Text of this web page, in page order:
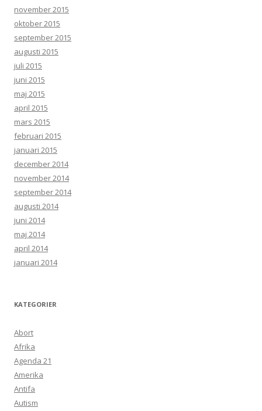
november 2015
oktober 2015
september 2015
augusti 2015
juli 2015
juni 2015
maj 2015
april 2015
mars 2015
februari 2015
januari 2015
december 2014
november 2014
september 2014
augusti 2014
juni 2014
maj 2014
april 2014
januari 2014
KATEGORIER
Abort
Afrika
Agenda 21
Amerika
Antifa
Autism